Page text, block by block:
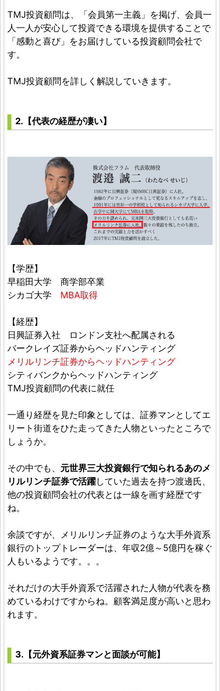
TMJ投資顧問は、「会員第一主義」を掲げ、会員一
人一人が安心して投資できる環境を提供することで
「感動と喜び」をお届けしている投資顧問会社で
す。
TMJ投資顧問を詳しく解説していきます。
2.【代表の経歴が凄い】
【学歴】
早稲田大学 商学部卒業
シカゴ大学 MBA取得
【経歴】
日興証券入社 ロンドン支社へ配属される
バークレイズ証券からヘッドハンティング
メリルリンチ証券からヘッドハンティング
シティバンクからヘッドハンティング
TMJ投資顧問の代表に就任
一通り経歴を見た印象としては、証券マンとしてエ
リート街道をひた走ってきた人物といったところで
しょうか。
その中でも、 元世界三大投資銀行で知られるあのメ
リルリンチ証券で活躍していた過去を持つ渡邊氏、
他の投資顧問会社の代表とは一線を画す経歴です
ね。
余談ですが、メリルリンチ証券のような大手外資系
銀行のトップトレーダーは、年収2億～5億円を稼ぐ
人もいるようです。。。
それだけの大手外資系で活躍された人物が代表を務
めているわけですからね。顧客満足度が高いと思わ
れます。
3.【元外資系証券マンと面談が可能】